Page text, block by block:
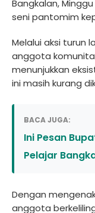
Bangkalan,
seni pantomim
Melalui aksi turun
anggota
menunjukkan
ini masih kurang
BACA JUGA:
Ini Pesan
Pelajar
Dengan
anggota